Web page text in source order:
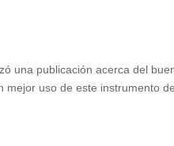
una publicación acerca del
mejor uso de este instrumento